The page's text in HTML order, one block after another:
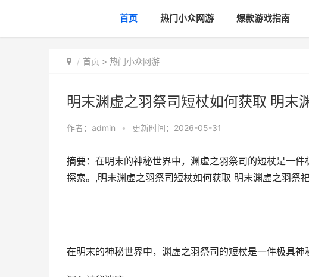
首页 热门小众网游 爆款游戏指南
首页 > 热门小众网游
明末渊虚之羽祭司短杖如何获取 明末
作者： admin • 更新时间：2026-05-31
摘要：在明末的神秘世界中，渊虚之羽祭司的短杖是一
探索。,明末渊虚之羽祭司短杖如何获取 明末渊虚之羽祭
在明末的神秘世界中，渊虚之羽祭司的短杖是一件极具